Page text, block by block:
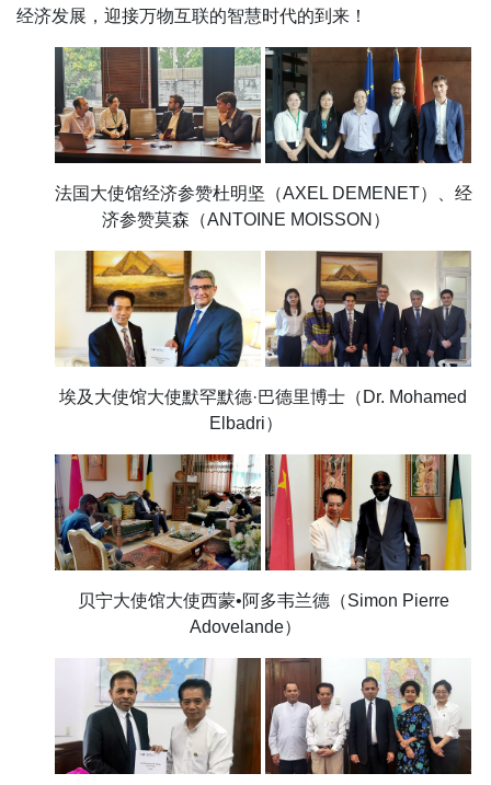
经济发展，迎接万物互联的智慧时代的到来！
法国大使馆经济参赞杜明坚（AXEL DEMENET）、经
济参赞莫森（ANTOINE MOISSON）
埃及大使馆大使默罕默德·巴德里博士（Dr. Mohamed
Elbadri）
贝宁大使馆大使西蒙•阿多韦兰德（Simon Pierre
Adovelande）